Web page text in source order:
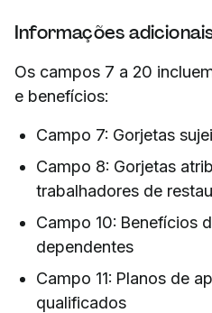
Informações
Os campos 7 a 20
e benefícios:
Campo 7: Gorjetas
Campo 8: Gorjetas
trabalhadores de
Campo 10: Benefícios
dependentes
Campo 11: Planos de
qualificados